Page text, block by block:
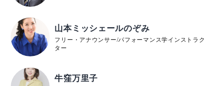
山本ミッシェールのぞみ
フリー・アナウンサー/パフォーマンス学インストラク
ター
牛窪万里子